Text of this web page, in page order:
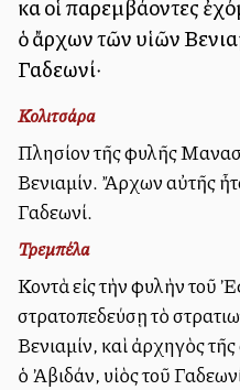
καὶ οἱ παρεμβάλλοντες
ὁ ἄρχων τῶν υἱῶν
Γαδεωνί·
Κολιτσάρα
Πλησίον τῆς φυλῆς
Βενιαμίν. Ἄρχων αὐτῆς
Γαδεωνί.
Τρεμπέλα
Κοντὰ εἰς τὴν φυλὴν τοῦ
στρατοπεδεύσῃ τὸ
Βενιαμίν, καὶ ἀρχηγὸς
ὁ Ἀβιδάν, υἱὸς τοῦ